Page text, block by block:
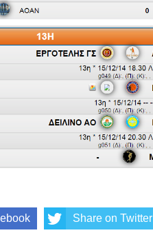
Share on Twitter